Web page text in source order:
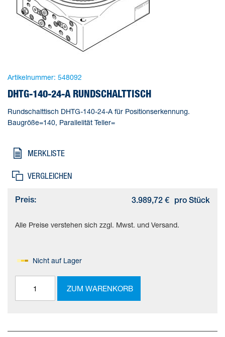
Artikelnummer: 548092
DHTG-140-24-A RUNDSCHALTTISCH
Rundschalttisch DHTG-140-24-A für Positionserkennung.
Baugröße=140, Parallelität Teller=
MERKLISTE
VERGLEICHEN
Preis: 3.989,72 € pro Stück
Alle Preise verstehen sich zzgl. Mwst. und Versand.
Nicht auf Lager
ZUM WARENKORB